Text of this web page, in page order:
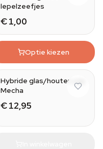
lepelzeefjes
€ 1,00
Optie kiezen
Hybride glas/houten pijp
Mecha
€ 12,95